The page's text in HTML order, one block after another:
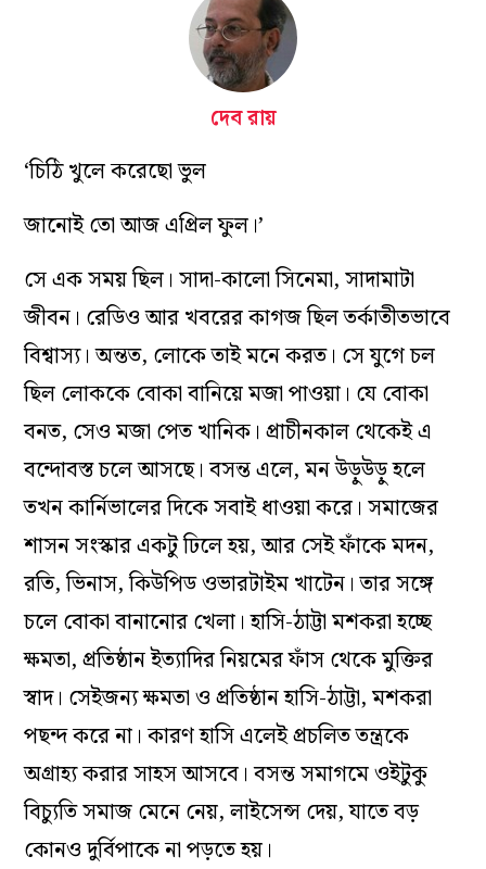
দেব রায়
‘চিঠি খুলে করেছো ভুল
জানোই তো আজ এপ্রিল ফুল।’
সে এক সময় ছিল। সাদা-কালো সিনেমা, সাদামাটা
জীবন। রেডিও আর খবরের কাগজ ছিল তর্কাতীতভাবে
বিশ্বাস্য। অন্তত, লোকে তাই মনে করত। সে যুগে চল
ছিল লোককে বোকা বানিয়ে মজা পাওয়া। যে বোকা
বনত, সেও মজা পেত খানিক। প্রাচীনকাল থেকেই এ
বন্দোবস্ত চলে আসছে। বসন্ত এলে, মন উড়ুউড়ু হলে
তখন কার্নিভালের দিকে সবাই ধাওয়া করে। সমাজের
শাসন সংস্কার একটু ঢিলে হয়, আর সেই ফাঁকে মদন,
রতি, ভিনাস, কিউপিড ওভারটাইম খাটেন। তার সঙ্গে
চলে বোকা বানানোর খেলা। হাসি-ঠাট্টা মশকরা হচ্ছে
ক্ষমতা, প্রতিষ্ঠান ইত্যাদির নিয়মের ফাঁস থেকে মুক্তির
স্বাদ। সেইজন্য ক্ষমতা ও প্রতিষ্ঠান হাসি-ঠাট্টা, মশকরা
পছন্দ করে না। কারণ হাসি এলেই প্রচলিত তন্ত্রকে
অগ্রাহ্য করার সাহস আসবে। বসন্ত সমাগমে ওইটুকু
বিচ্যুতি সমাজ মেনে নেয়, লাইসেন্স দেয়, যাতে বড়
কোনও দুর্বিপাকে না পড়তে হয়।